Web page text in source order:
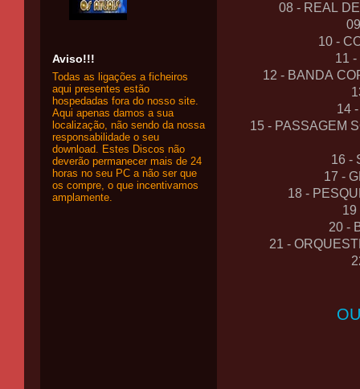
08 - REAL
10 -
11
12 - BANDA
14
15 - PASSAGEM
16 -
17 -
18 -
19
20 -
21 -
Aviso!!!
Todas as ligações a ficheiros
aqui presentes estão
hospedadas fora do nosso site.
Aqui apenas damos a sua
localização, não sendo da nossa
responsabilidade o seu
download. Estes Discos não
deverão permanecer mais de 24
horas no seu PC a não ser que
os compre, o que incentivamos
amplamente.